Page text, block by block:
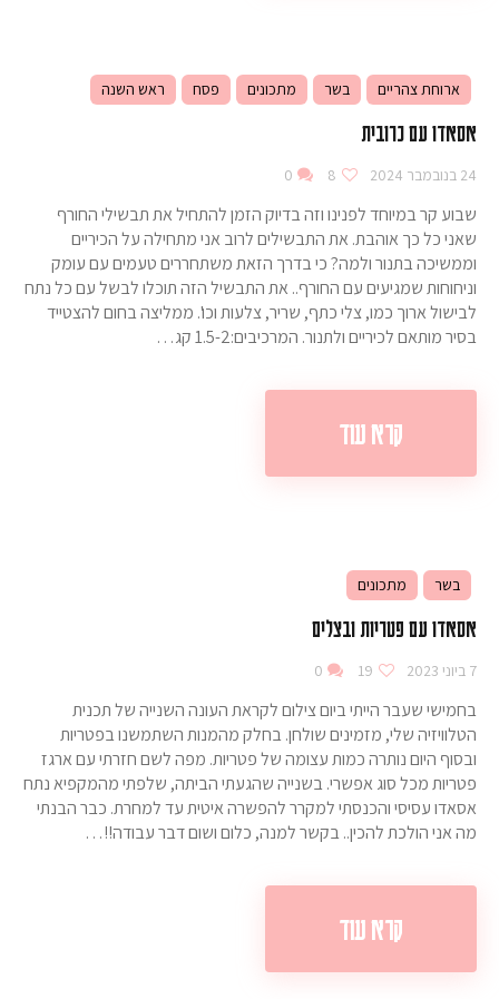
ארוחת צהריים בשר מתכונים פסח ראש השנה
אסאדו עם כרובית
24 בנובמבר 2024 8
0
שבוע קר במיוחד לפנינו וזה בדיוק הזמן להתחיל את תבשילי החורף
שאני כל כך אוהבת. את התבשילים לרוב אני מתחילה על הכיריים
וממשיכה בתנור ולמה? כי בדרך הזאת משתחררים טעמים עם עומק
וניחוחות שמגיעים עם החורף.. את התבשיל הזה תוכלו לבשל עם כל נתח
לבישול ארוך כמו, צלי כתף, שריר, צלעות וכו'. ממליצה בחום להצטייד
בסיר מותאם לכיריים ולתנור. המרכיבים:1.5-2 קג…
קרא עוד
בשר מתכונים
אסאדו עם פטריות ובצלים
7 ביוני 2023 19
0
בחמישי שעבר הייתי ביום צילום לקראת העונה השנייה של תכנית
הטלוויזיה שלי, מזמינים שולחן. בחלק מהמנות השתמשנו בפטריות
ובסוף היום נותרה כמות עצומה של פטריות. מפה לשם חזרתי עם ארגז
פטריות מכל סוג אפשרי. בשנייה שהגעתי הביתה, שלפתי מהמקפיא נתח
אסאדו עסיסי והכנסתי למקרר להפשרה איטית עד למחרת. כבר הבנתי
מה אני הולכת להכין.. בקשר למנה, כלום ושום דבר עבודה!!…
קרא עוד